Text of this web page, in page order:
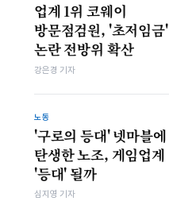
업계 1위 코웨이
방문점검원, '초저임금'
논란 전방위 확산
강은경 기자
노동
'구로의 등대' 넷마블에
탄생한 노조, 게임업계
'등대' 될까
심지영 기자